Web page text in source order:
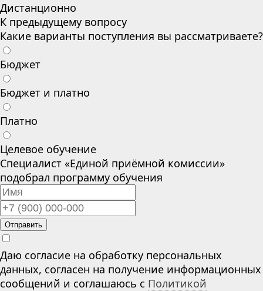
Дистанционно
К предыдущему вопросу
Какие варианты поступления вы рассматриваете?
Бюджет
Бюджет и платно
Платно
Целевое обучение
Специалист «Единой приёмной комиссии»
подобрал программу обучения
Отправить
Даю согласие на обработку персональных
данных, согласен на получение информационных
сообщений и соглашаюсь с Политикой